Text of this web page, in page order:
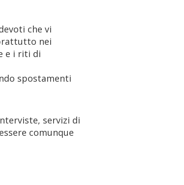
che vi
nei
e i riti di
spostamenti
servizi di
comunque